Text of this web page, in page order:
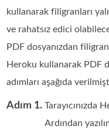
kullanarak filigranları
ve rahatsız edici
PDF dosyanızdan
Heroku kullanarak PDF
adımları aşağıda
Adım 1. Tarayıcınızda
Ardından